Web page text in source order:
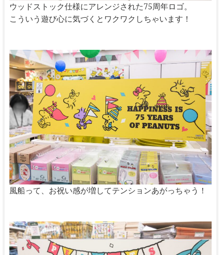
ウッドストック仕様にアレンジされた75周年ロゴ。
こういう遊び心に気づくとワクワクしちゃいます！
風船って、お祝い感が増してテンションあがっちゃう！